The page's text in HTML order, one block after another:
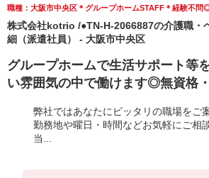
職種：大阪市中央区＊グループホームSTAFF＊経験不問
株式会社kotrio /●TN-H-2066887の介護職・
細（派遣社員） - 大阪市中央区
グループホームで生活サポート等
い雰囲気の中で働けます◎無資格
弊社ではあなたにピッタリの職場をご
勤務地や曜日・時間などお気軽にご相
当...